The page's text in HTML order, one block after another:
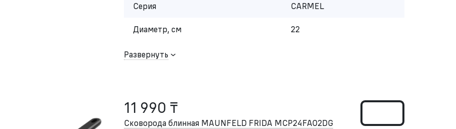
Серия CARMEL
Диаметр, см 22
Развернуть
11 990 ₸
Сковорода блинная MAUNFELD FRIDA MCP24FA02DG